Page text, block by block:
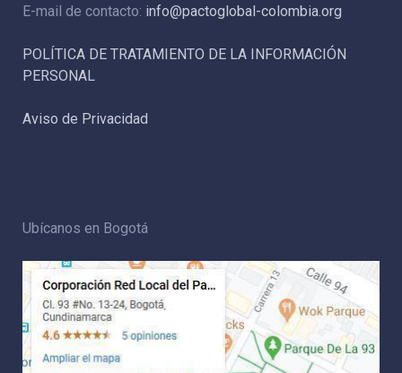
E-mail de contacto: info@pactoglobal-colombia.org
POLÍTICA DE TRATAMIENTO DE LA INFORMACIÓN
PERSONAL
Aviso de Privacidad
Ubícanos en Bogotá